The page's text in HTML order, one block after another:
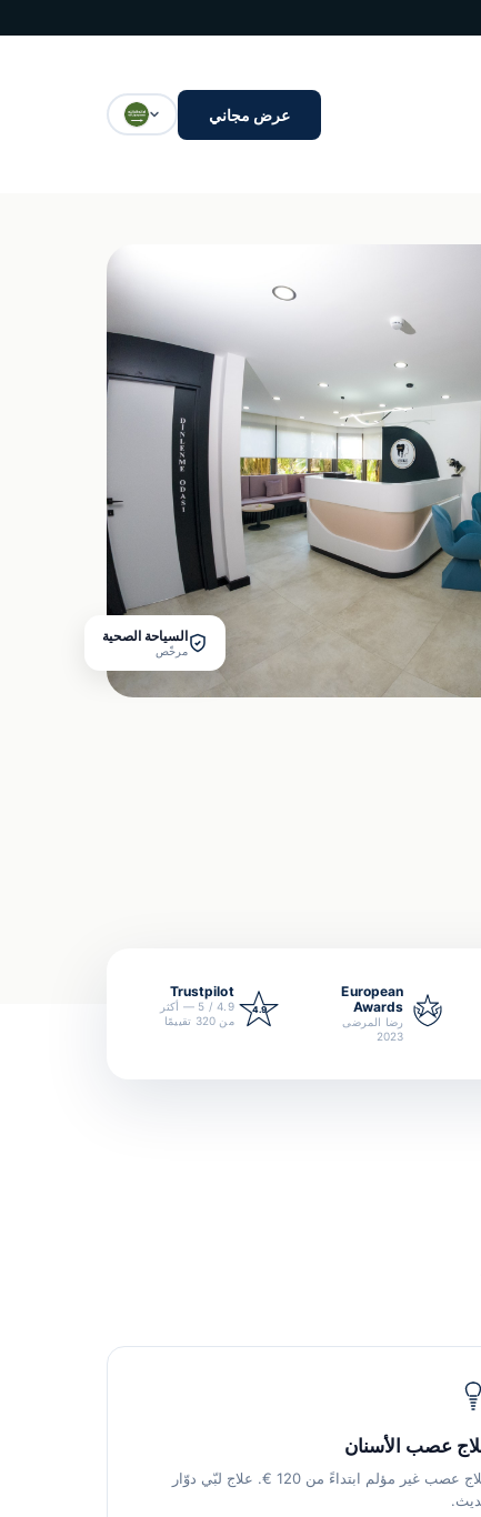
عرض مجاني
السياحة الصحية
مرخّص
European
Awards
رضا المرضى
2023
4.9
Trustpilot
4.9 / 5 — أكثر
من 320 تقييمًا
عصب الأسنان
علاج عصب غير مؤلم ابتداءً من 120 €. علاج لبّي دوّار